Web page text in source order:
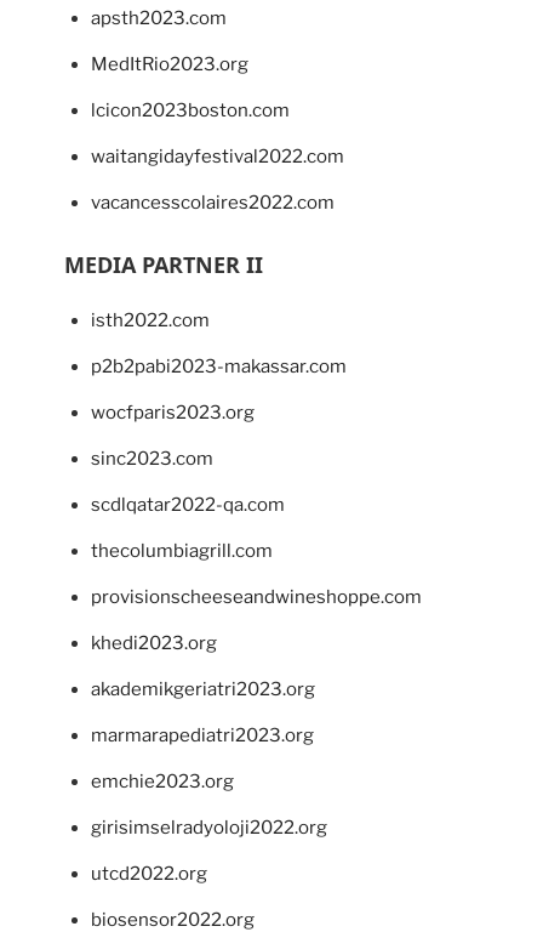
apsth2023.com
MedItRio2023.org
lcicon2023boston.com
waitangidayfestival2022.com
vacancesscolaires2022.com
MEDIA PARTNER II
isth2022.com
p2b2pabi2023-makassar.com
wocfparis2023.org
sinc2023.com
scdlqatar2022-qa.com
thecolumbiagrill.com
provisionscheeseandwineshoppe.com
khedi2023.org
akademikgeriatri2023.org
marmarapediatri2023.org
emchie2023.org
girisimselradyoloji2022.org
utcd2022.org
biosensor2022.org